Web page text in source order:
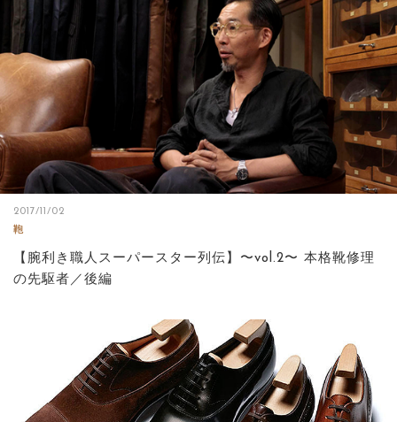
2017/11/02
鞄
【腕利き職人スーパースター列伝】〜vol.2〜 本格靴修理
の先駆者／後編